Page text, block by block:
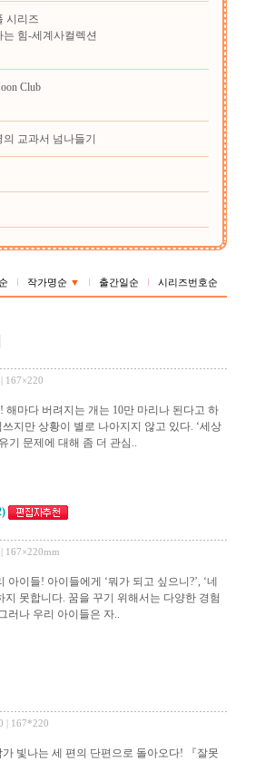
시리즈
는 힘-세계사컬렉션
Club
의 교과서 넘나들기
작가명순 ▼ 출간일순 시리즈번호순
167×220
마다 버려지는 개는 10만 마리나 된다고 하
지만 상황이 별로 나아지지 않고 있다. ‘세상
기 문제에 대해 좀 더 관심..
167×220mm
이들! 아이들에게 ‘뭐가 되고 싶으니?’, ‘네
못합니다. 꿈을 꾸기 위해서는 다양한 경험
러나 우리 아이들은 자..
| 167*220
빛나는 세 편의 단편으로 돌아오다! 『잘못